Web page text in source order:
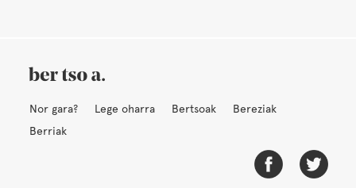
Nor gara? Lege oharra Bertsoak
Bereziak
Berriak